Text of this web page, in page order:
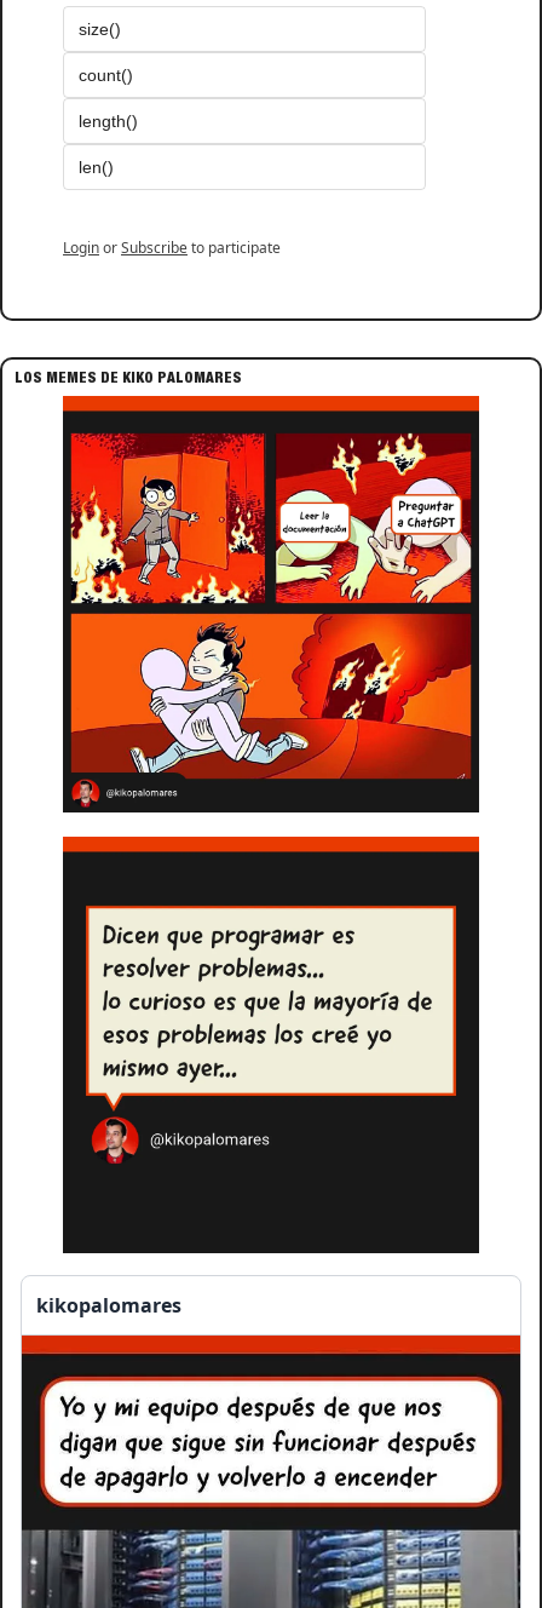
size()
count()
length()
len()
LoginorSubscribeto participate
LOS MEMES DE KIKO PALOMARES
kikopalomares